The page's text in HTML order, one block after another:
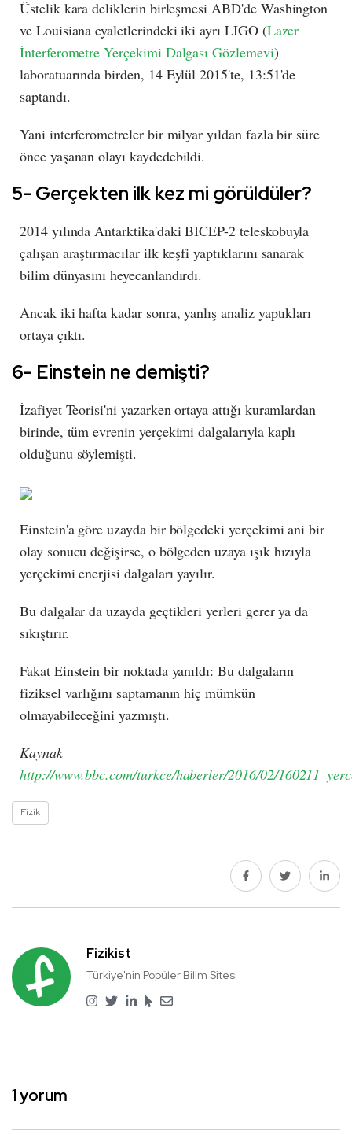
Üstelik kara deliklerin birleşmesi ABD'de Washington
ve Louisiana eyaletlerindeki iki ayrı LIGO (Lazer
İnterferometre Yerçekimi Dalgası Gözlemevi)
laboratuarında birden, 14 Eylül 2015'te, 13:51'de
saptandı.
Yani interferometreler bir milyar yıldan fazla bir süre
önce yaşanan olayı kaydedebildi.
5- Gerçekten ilk kez mi görüldüler?
2014 yılında Antarktika'daki BICEP-2 teleskobuyla
çalışan araştırmacılar ilk keşfi yaptıklarını sanarak
bilim dünyasını heyecanlandırdı.
Ancak iki hafta kadar sonra, yanlış analiz yaptıkları
ortaya çıktı.
6- Einstein ne demişti?
İzafiyet Teorisi'ni yazarken ortaya attığı kuramlardan
birinde, tüm evrenin yerçekimi dalgalarıyla kaplı
olduğunu söylemişti.
Einstein'a göre uzayda bir bölgedeki yerçekimi ani bir
olay sonucu değişirse, o bölgeden uzaya ışık hızıyla
yerçekimi enerjisi dalgaları yayılır.
Bu dalgalar da uzayda geçtikleri yerleri gerer ya da
sıkıştırır.
Fakat Einstein bir noktada yanıldı: Bu dalgaların
fiziksel varlığını saptamanın hiç mümkün
olmayabileceğini yazmıştı.
Kaynak
http://www.bbc.com/turkce/haberler/2016/02/
Fizik
Fizikist
Türkiye'nin Popüler Bilim Sitesi
1 yorum